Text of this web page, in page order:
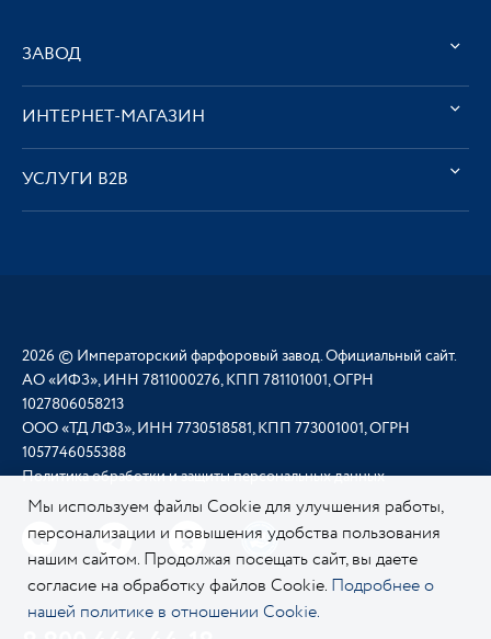
ЗАВОД
ИНТЕРНЕТ-МАГАЗИН
УСЛУГИ В2В
2026 © Императорский фарфоровый завод. Официальный сайт.
АО «ИФЗ», ИНН 7811000276, КПП 781101001, ОГРН
1027806058213
ООО «ТД ЛФЗ», ИНН 7730518581, КПП 773001001, ОГРН
1057746055388
Политика обработки и защиты персональных данных
Мы используем файлы Cookie для улучшения работы,
персонализации и повышения удобства пользования
нашим сайтом. Продолжая посещать сайт, вы даете
согласие на обработку файлов Cookie. Подробнее о
нашей политике в отношении Cookie.